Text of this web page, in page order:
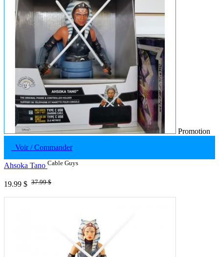
Promotion
Voir / Commander
Ahsoka Tano Cable Guys
19.99 $ 37.99 $